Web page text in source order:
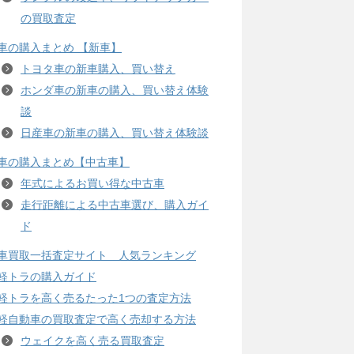
の買取査定
の購入まとめ 【新車】
トヨタ車の新車購入、買い替え
ホンダ車の新車の購入、買い替え体験
談
日産車の新車の購入、買い替え体験談
の購入まとめ【中古車】
年式によるお買い得な中古車
走行距離による中古車選び、購入ガイ
ド
買取一括査定サイト 人気ランキング
トラの購入ガイド
トラを高く売るたった1つの査定方法
自動車の買取査定で高く売却する方法
ウェイクを高く売る買取査定